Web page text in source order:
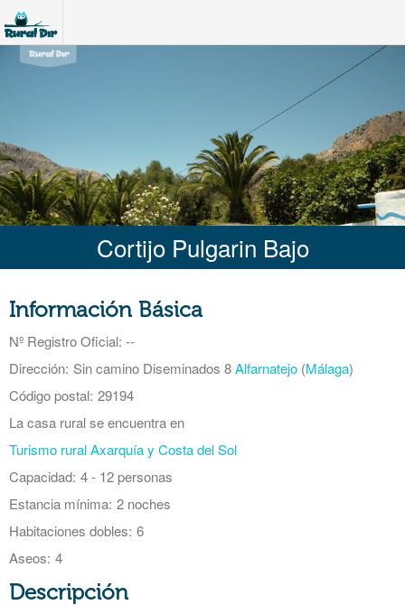
Cortijo Pulgarin Bajo
Información Básica
Nº Registro Oficial: --
Dirección: Sin camino Diseminados 8Alfarnatejo (Málaga)
Código postal: 29194
La casa rural se encuentra en
Turismo rural Axarquía y Costa del Sol
Capacidad: 4 - 12 personas
Estancia mínima: 2 noches
Habitaciones dobles: 6
Aseos: 4
Descripción